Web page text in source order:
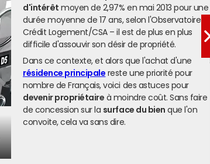
d'intérêt moyen de 2,97% en mai 2013 pour une
durée moyenne de 17 ans, selon l'Observatoire
Crédit Logement/CSA – il est de plus en plus
difficile d'assouvir son désir de propriété.
Dans ce contexte, et alors que l'achat d'une
résidence principale reste une priorité pour
nombre de Français, voici des astuces pour
devenir propriétaire à moindre coût. Sans faire
de concession sur la surface du bien que l'on
convoite, cela va sans dire.